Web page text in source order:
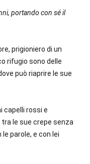
portando con sé il
prigioniero di un
rifugio sono delle
può riaprire le sue
capelli rossi e
tra le sue crepe senza
parole, e con lei